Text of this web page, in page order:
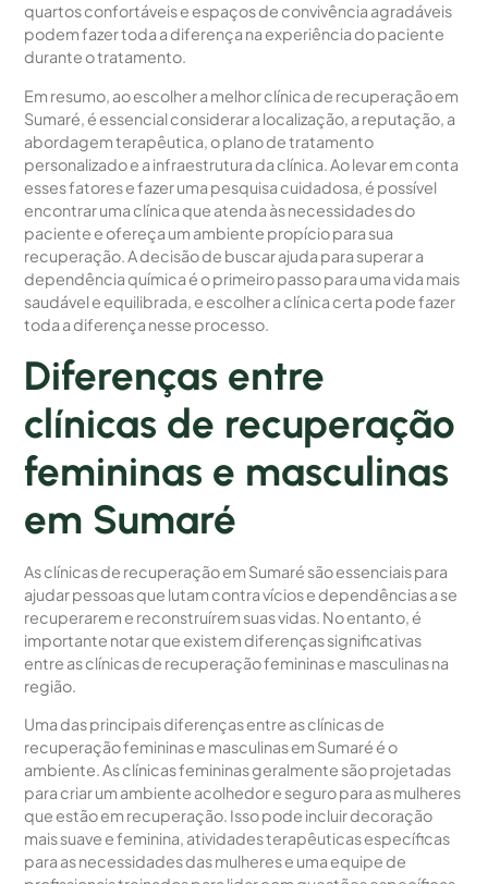
quartos confortáveis e espaços de convivência agradáveis
podem fazer toda a diferença na experiência do paciente
durante o tratamento.
Em resumo, ao escolher a melhor clínica de recuperação em
Sumaré, é essencial considerar a localização, a reputação, a
abordagem terapêutica, o plano de tratamento
personalizado e a infraestrutura da clínica. Ao levar em conta
esses fatores e fazer uma pesquisa cuidadosa, é possível
encontrar uma clínica que atenda às necessidades do
paciente e ofereça um ambiente propício para sua
recuperação. A decisão de buscar ajuda para superar a
dependência química é o primeiro passo para uma vida mais
saudável e equilibrada, e escolher a clínica certa pode fazer
toda a diferença nesse processo.
Diferenças entre
clínicas de recuperação
femininas e masculinas
em Sumaré
As clínicas de recuperação em Sumaré são essenciais para
ajudar pessoas que lutam contra vícios e dependências a se
recuperarem e reconstruírem suas vidas. No entanto, é
importante notar que existem diferenças significativas
entre as clínicas de recuperação femininas e masculinas na
região.
Uma das principais diferenças entre as clínicas de
recuperação femininas e masculinas em Sumaré é o
ambiente. As clínicas femininas geralmente são projetadas
para criar um ambiente acolhedor e seguro para as mulheres
que estão em recuperação. Isso pode incluir decoração
mais suave e feminina, atividades terapêuticas específicas
para as necessidades das mulheres e uma equipe de